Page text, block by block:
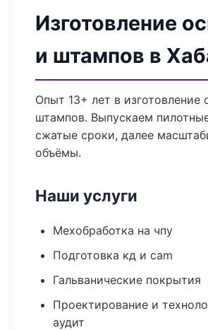
Изготовление
и штампов в
Опыт 13+ лет в изготовление
штампов. Выпускаем
сжатые сроки, далее
объёмы.
Наши услуги
Мехобработка на чпу
Подготовка кд и cam
Гальванические покрытия
Проектирование и
аудит